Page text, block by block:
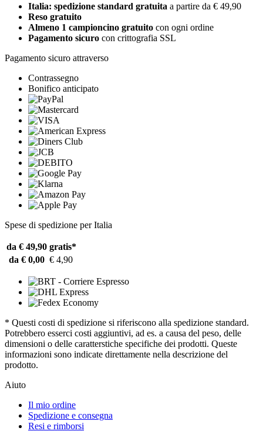
Italia: spedizione standard gratuita a partire da € 49,90
Reso gratuito
Almeno 1 campioncino gratuito con ogni ordine
Pagamento sicuro con crittografia SSL
Pagamento sicuro attraverso
Contrassegno
Bonifico anticipato
Spese di spedizione per Italia
da € 49,90 gratis*
da € 0,00 € 4,90
* Questi costi di spedizione si riferiscono alla spedizione standard.
Potrebbero esserci costi aggiuntivi, ad es. a causa del peso, delle
dimensioni o delle caratterstiche specifiche dei prodotti. Queste
informazioni sono indicate direttamente nella descrizione del
prodotto.
Aiuto
Il mio ordine
Spedizione e consegna
Resi e rimborsi